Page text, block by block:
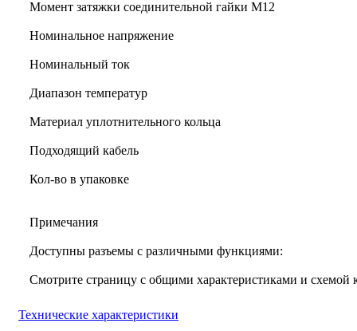
Момент затяжки соединительной гайки M12
Номинальное напряжение
Номинальный ток
Диапазон температур
Материал уплотнительного кольца
Подходящий кабель
Кол-во в упаковке
Примечания
Доступны разъемы с различными функциями:
Смотрите страницу с общими характеристиками и схемой
Технические характеристики